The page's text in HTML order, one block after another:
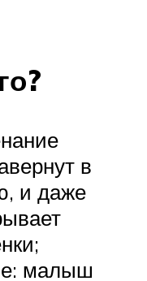
в
и даже
малыш